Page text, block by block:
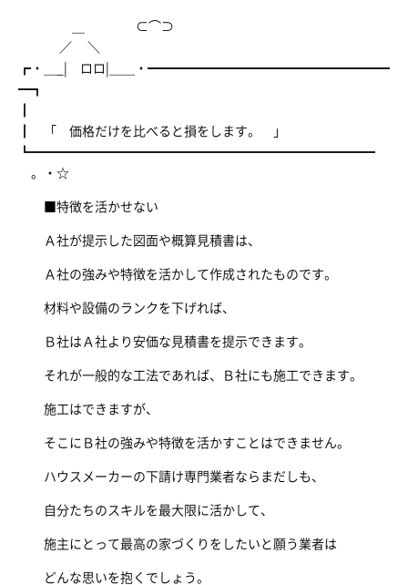
＿ ⊂⌒⊃
／ ＼
┏・＿_| ロロ|＿＿・━━━━━━━━━━━━━━━━━━━
━┓
┃ 「 価格だけを比べると損をします。 」
┗━━━━━━━━━━━━━━━━━━━━━━━━━━━
。・☆
■特徴を活かせない
Ａ社が提示した図面や概算見積書は、
Ａ社の強みや特徴を活かして作成されたものです。
材料や設備のランクを下げれば、
Ｂ社はＡ社より安価な見積書を提示できます。
それが一般的な工法であれば、Ｂ社にも施工できます。
施工はできますが、
そこにＢ社の強みや特徴を活かすことはできません。
ハウスメーカーの下請け専門業者ならまだしも、
自分たちのスキルを最大限に活かして、
施主にとって最高の家づくりをしたいと願う業者は
どんな思いを抱くでしょう。